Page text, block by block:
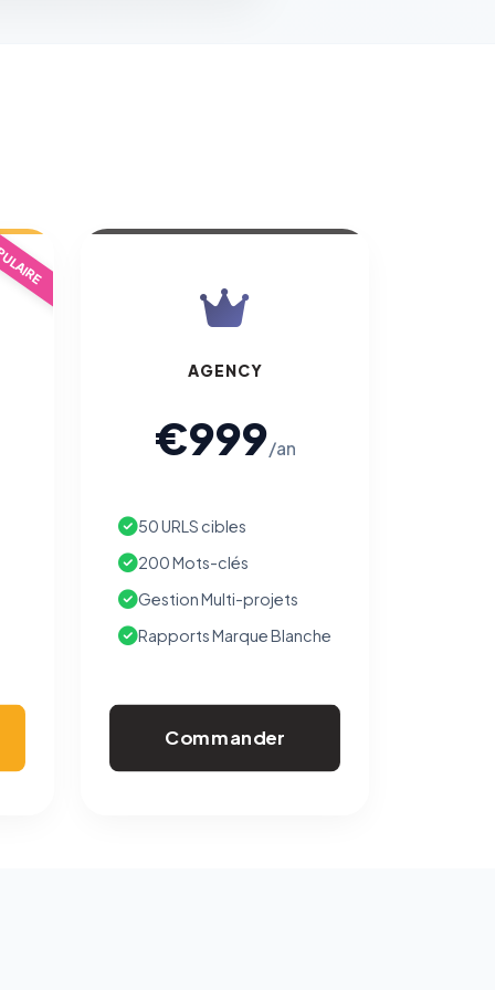
AGENCY
€999/an
50 URLS cibles
200 Mots-clés
Gestion Multi-projets
Rapports Marque Blanche
Commander